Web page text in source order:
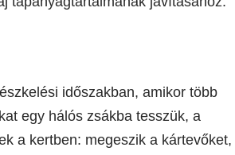
időszakban, amikor több
egy hálós zsákba tesszük, a
a kertben: megeszik a kártevőket,